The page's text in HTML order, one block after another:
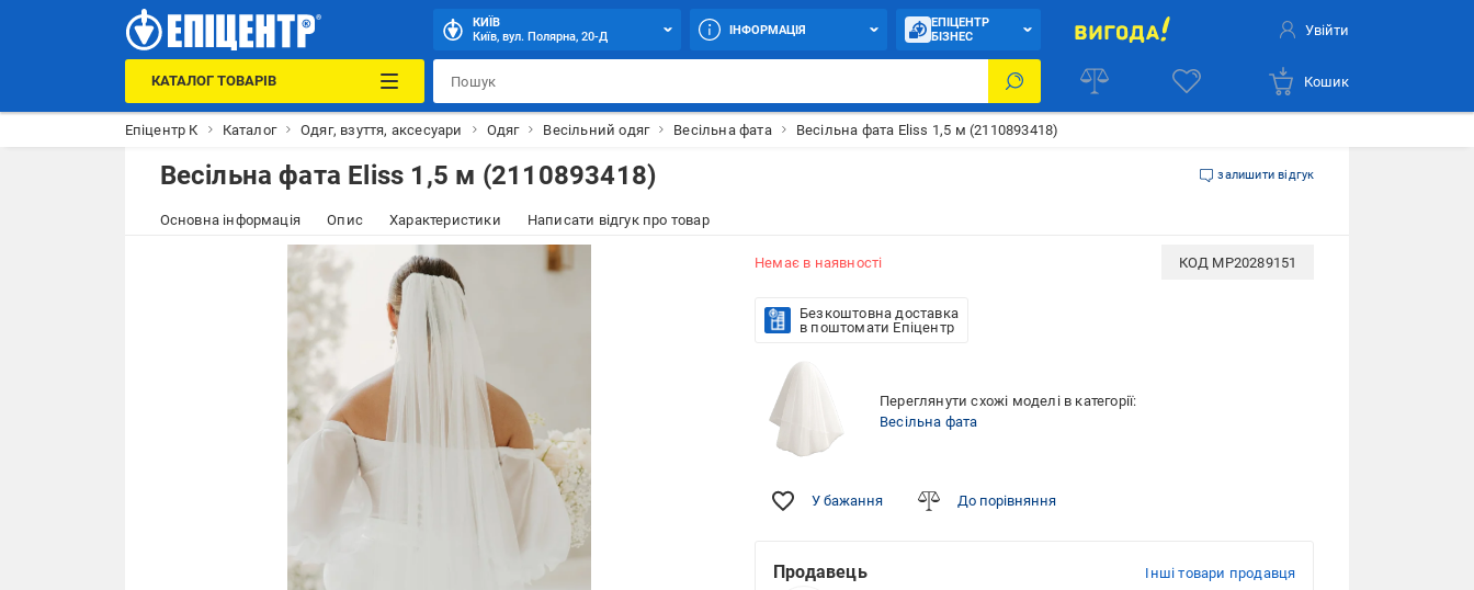
КИЇВ
Київ, вул. Полярна, 20-Д
ІНФОРМАЦІЯ
ЕПІЦЕНТР
БІЗНЕС
Увійти
КАТАЛОГ ТОВАРІВ Кошик
Епіцентр К Каталог Одяг, взуття, аксесуари Одяг Весільний одяг Весільна фата Весільна фата Eliss 1,5 м (2110893418)
Весільна фата Eliss 1,5 м (2110893418) залишити відгук
Основна інформація Опис Характеристики Написати відгук про товар
Немає в наявності КОД MP20289151
Безкоштовна доставка
в поштомати Епіцентр
Переглянути схожі моделі в категорії:
Весільна фата
У бажання До порівняння
Продавець Інші товари продавця